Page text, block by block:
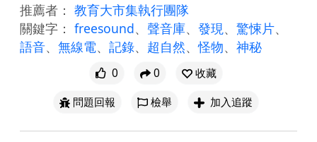
推薦者： 教育大市集執行團隊
關鍵字： freesound、 聲音庫、 發現、 驚悚片、
語音、 無線電、 記錄、 超自然、怪物、 神秘
0 0
收藏
問題回報
檢舉 加入追蹤